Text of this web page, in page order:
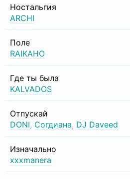
Ностальгия
ARCHI
Поле
RAIKAHO
Где ты была
KALVADOS
Отпускай
DONI, Согдиана, DJ Daveed
Изначально
xxxmanera